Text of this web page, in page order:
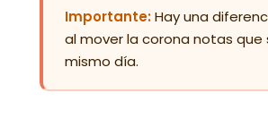
Importante:Hay una
al mover la corona notas
mismo día.